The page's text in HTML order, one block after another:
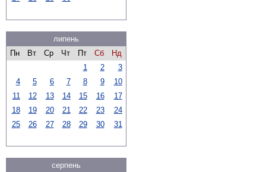
липень
Пн
Вт Ср Чт Пт Сб
Нд
1
2
3
4
5 6 7 8 9
10
11
12 13 14 15 16
17
18
19 20 21 22 23
24
25
26 27 28 29 30 31
серпень